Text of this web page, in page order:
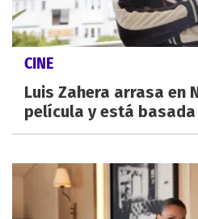
CINE
Luis Zahera arrasa en
película y está